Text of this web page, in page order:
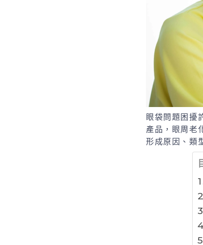
眼袋問題困擾
產品，眼周老
形成原因、類